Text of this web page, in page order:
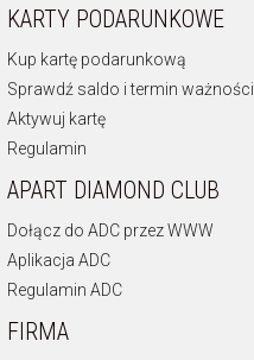
KARTY PODARUNKOWE
Kup kartę podarunkową
Sprawdź saldo i termin ważności
Aktywuj kartę
Regulamin
APART DIAMOND CLUB
Dołącz do ADC przez WWW
Aplikacja ADC
Regulamin ADC
FIRMA